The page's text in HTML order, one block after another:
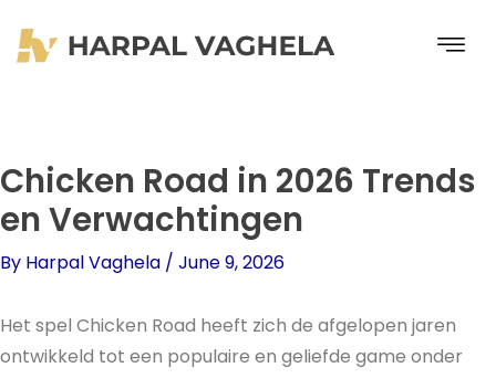
Chicken Road in 2026 Trends
en Verwachtingen
By Harpal Vaghela / June 9, 2026
Het spel Chicken Road heeft zich de afgelopen jaren
ontwikkeld tot een populaire en geliefde game onder